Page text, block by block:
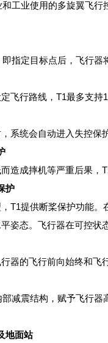
工业使用的多旋翼飞行
指定目标点后，飞行器
飞行路线，T1最多支持
系统会自动进入失控保
造成摔机等严重后果，
护
T1提供断桨保护功能
姿态。飞行器在可控状
器的飞行前向始终和飞
减震结构，赋予飞行
地面站